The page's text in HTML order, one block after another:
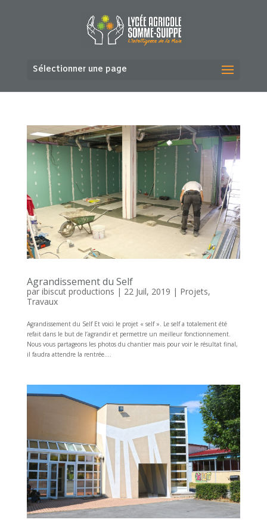
Sélectionner une page
Agrandissement du Self
par ibiscut productions | 22 Juil, 2019 | Projets,
Travaux
Agrandissement du Self Et voici le projet « self ». Le self a totalement été
refait dans le but de l’agrandir et permettre un meilleur fonctionnement.
Nous vous partageons les photos du chantier mais pour voir le résultat final,
il faudra attendre la rentrée....